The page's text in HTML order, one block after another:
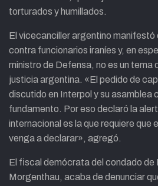
torturados y humillados.
El vicecanciller argentino manifestó
contra funcionarios iraníes y, en
ministro de Defensa, no es un tema
justicia argentina. «El pedido de
discutido en Interpol y su asamblea
fundamento. Por eso declaró la
internacional es la que requiere que
venga a declarar», agregó.
El fiscal demócrata del condado de
Morgenthau, acaba de denunciar